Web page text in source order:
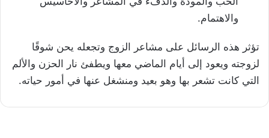
والاهتمام.
تؤثر هذه الرسائل على مشاعر الزوج وتجعله يحن شوقًا
لزوجته ويعود إلى أيام الماضي معها ويطفئ نار الحزن والألم
التي كانت تشعر بها وهو بعيد ومنشغل عنها في أمور حياته.